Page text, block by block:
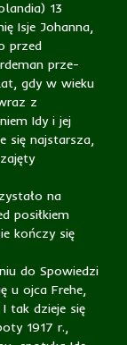
13
Isje Johanna,
przed
prze-
gdy w wieku
z
Idy i jej
się najstarsza,
na
posiłkiem
kończy się
do Spowiedzi
u ojca Frehe,
tak dzieje się
1917 r.,